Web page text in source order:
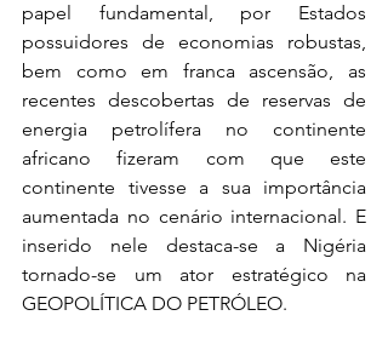
papel fundamental, por Estados
possuidores de economias robustas,
bem como em franca ascensão, as
recentes descobertas de reservas de
energia petrolífera no continente
africano fizeram com que este
continente tivesse a sua importância
aumentada no cenário internacional. E
inserido nele destaca-se a Nigéria
tornado-se um ator estratégico na
GEOPOLÍTICA DO PETRÓLEO.